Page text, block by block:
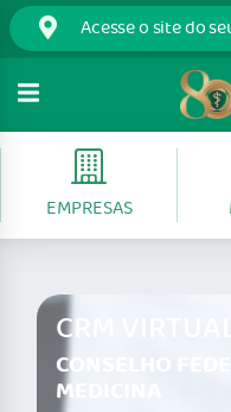
EMPRESAS
CRM VIRTUAL
CONSELHO
MEDICINA